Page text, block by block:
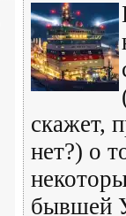
скажет,
нет?) о
бывшей